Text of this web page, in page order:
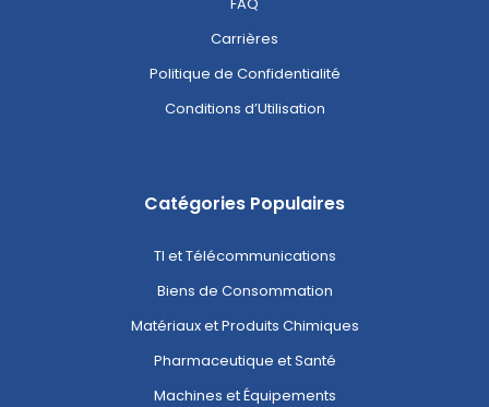
Carrières
Politique de Confidentialité
Conditions d’Utilisation
Catégories Populaires
TI et Télécommunications
Biens de Consommation
Matériaux et Produits Chimiques
Pharmaceutique et Santé
Machines et Équipements